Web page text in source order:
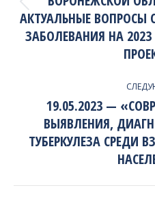
АКТУАЛЬНЫЕ
ЗАБОЛЕВАНИЯ НА
19.05.2023 —
ВЫЯВЛЕНИЯ,
ТУБЕРКУЛЕЗА СРЕДИ